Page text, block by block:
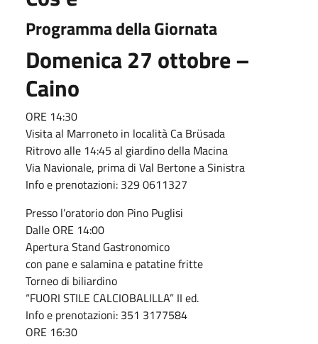
Programma della Giornata
Domenica 27 ottobre –
Caino
ORE 14:30
Visita al Marroneto in località Ca Brüsada
Ritrovo alle 14:45 al giardino della Macina
Via Navionale, prima di Val Bertone a Sinistra
Info e prenotazioni: 329 0611327
Presso l’oratorio don Pino Puglisi
Dalle ORE 14:00
Apertura Stand Gastronomico
con pane e salamina e patatine fritte
Torneo di biliardino
“FUORI STILE CALCIOBALILLA” II ed.
Info e prenotazioni: 351 3177584
ORE 16:30